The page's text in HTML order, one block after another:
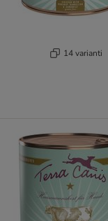
14 varianti